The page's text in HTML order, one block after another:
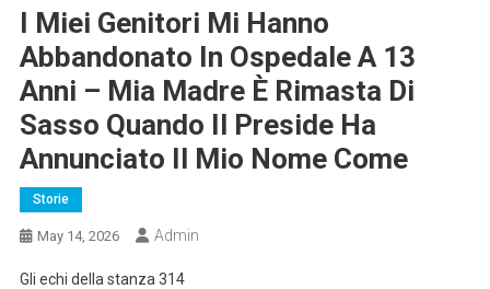
I Miei Genitori Mi Hanno
Abbandonato In Ospedale A 13
Anni – Mia Madre È Rimasta Di
Sasso Quando Il Preside Ha
Annunciato Il Mio Nome Come
Storie
May 14, 2026 Admin
Gli echi della stanza 314